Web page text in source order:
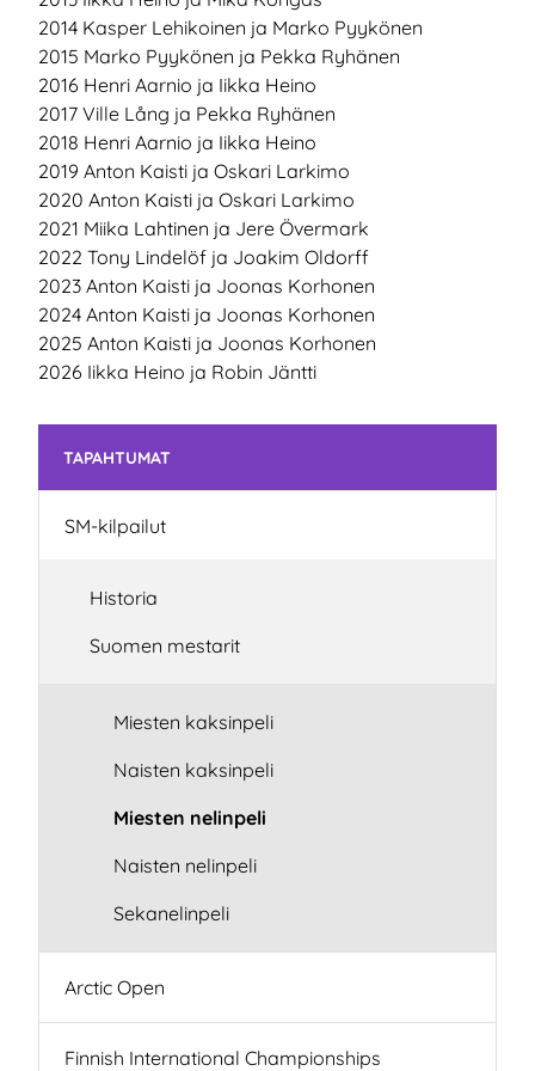
2014 Kasper Lehikoinen ja Marko Pyykönen
2015 Marko Pyykönen ja Pekka Ryhänen
2016 Henri Aarnio ja Iikka Heino
2017 Ville Lång ja Pekka Ryhänen
2018 Henri Aarnio ja Iikka Heino
2019 Anton Kaisti ja Oskari Larkimo
2020 Anton Kaisti ja Oskari Larkimo
2021 Miika Lahtinen ja Jere Övermark
2022 Tony Lindelöf ja Joakim Oldorff
2023 Anton Kaisti ja Joonas Korhonen
2024 Anton Kaisti ja Joonas Korhonen
2025 Anton Kaisti ja Joonas Korhonen
2026 Iikka Heino ja Robin Jäntti
Ohita valikko
TAPAHTUMAT
SM-kilpailut
Historia
Suomen mestarit
Miesten kaksinpeli
Naisten kaksinpeli
Miesten nelinpeli
Naisten nelinpeli
Sekanelinpeli
Arctic Open
Finnish International Championships